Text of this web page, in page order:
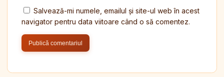
Salvează-mi numele, emailul și site-ul web în acest
navigator pentru data viitoare când o să comentez.